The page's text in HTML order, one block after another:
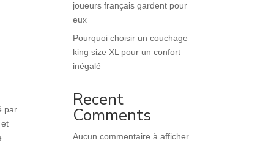
par
joueurs français gardent pour
eux
Pourquoi choisir un couchage
king size XL pour un confort
inégalé
Recent
Comments
Aucun commentaire à afficher.